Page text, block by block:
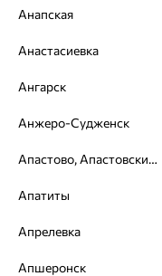
ВЕС
КОЛИЧЕСТВО
ЧИСТОТА
Сертификаты на камни
Гарантия и возврат
Анапская
Анастасиевка
Ангарск
Анжеро-Судженск
Апастово, Апастовский район
Апатиты
Апрелевка
Апшеронск